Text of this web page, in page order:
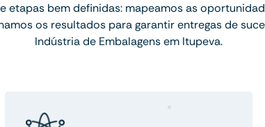
etapas bem definidas: mapeamos as
os resultados para garantir entregas de
Indústria de Embalagens em Itupeva.